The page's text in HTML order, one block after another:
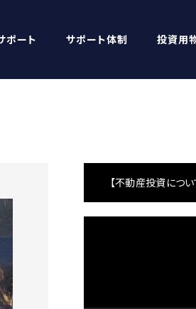
ポート サポート体制 投資用
【不動産投資につい